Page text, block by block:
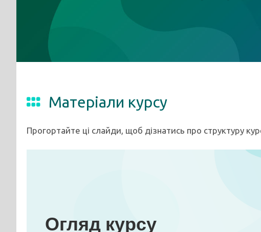
Матеріали курсу
Прогортайте ці слайди, щоб дізнатись про структуру